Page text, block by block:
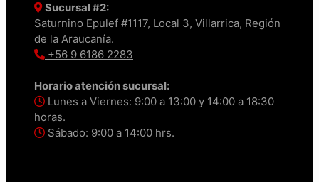
Sucursal #2:
Saturnino Epulef #1117, Local 3, Villarrica, Región
de la Araucanía.
+56 9 6186 2283
Horario atención sucursal:
Lunes a Viernes: 9:00 a 13:00 y 14:00 a 18:30
horas.
Sábado: 9:00 a 14:00 hrs.